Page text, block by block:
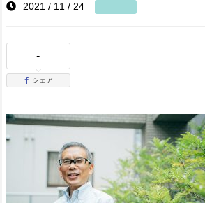
2021 / 11 / 24
-
シェア